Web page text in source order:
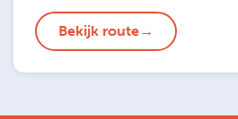
Bekijk route